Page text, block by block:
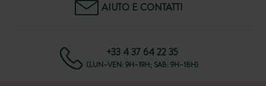
AIUTO E CONTATTI
+33 4 37 64 22 35
(LUN–VEN: 9H–19H; SAB: 9H–18H)